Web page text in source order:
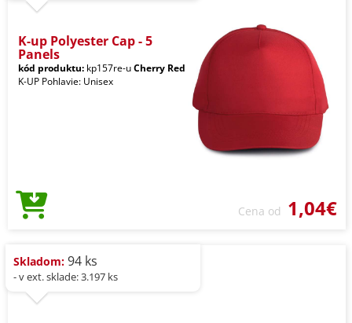
K-up Polyester Cap - 5
Panels
kód produktu: kp157re-uCherry Red
K-UP Pohlavie: Unisex
Cena od 1,04€
Skladom: 94 ks
- v ext. sklade: 3.197 ks